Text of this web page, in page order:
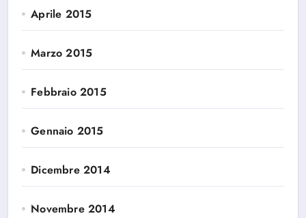
Aprile 2015
Marzo 2015
Febbraio 2015
Gennaio 2015
Dicembre 2014
Novembre 2014